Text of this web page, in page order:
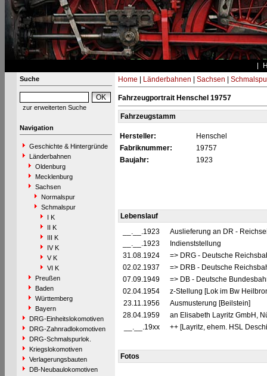
Suche
zur erweiterten Suche
Navigation
Geschichte & Hintergründe
Länderbahnen
Oldenburg
Mecklenburg
Sachsen
Normalspur
Schmalspur
I K
II K
III K
IV K
V K
VI K
Preußen
Baden
Württemberg
Bayern
DRG-Einheitslokomotiven
DRG-Zahnradlokomotiven
DRG-Schmalspurlok.
Kriegslokomotiven
Verlagerungsbauten
DB-Neubaulokomotiven
Home Länderbahnen Sachsen
Fahrzeugportrait Henschel 19757
Fahrzeugstamm
Hersteller:
Henschel
Fabriknummer:
19757
Baujahr:
1923
Lebenslauf
__.__.1923
Auslieferung an DR -
__.__.1923
Indienststellung
31.08.1924
=> DRG - Deutsche
02.02.1937
=> DRB - Deutsche
07.09.1949
=> DB - Deutsche
02.04.1954
z-Stellung [Lok im Bw
23.11.1956
Ausmusterung [Beilstein]
28.04.1959
an Elisabeth Layritz GmbH,
__.__.19xx
++ [Layritz, ehem. HSL
Fotos